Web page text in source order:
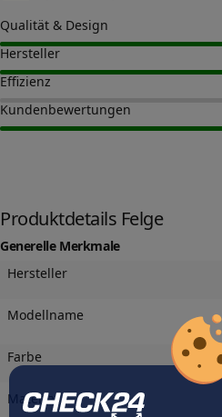
Qualität & Design
Hersteller
Effizienz
Kundenbewertungen
Produktdetails Felge
Generelle Merkmale
Hersteller
Modellname
Farbe
Material